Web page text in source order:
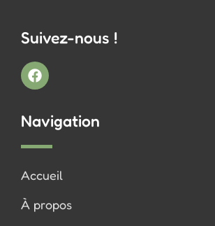
Suivez-nous !
Navigation
Accueil
À propos